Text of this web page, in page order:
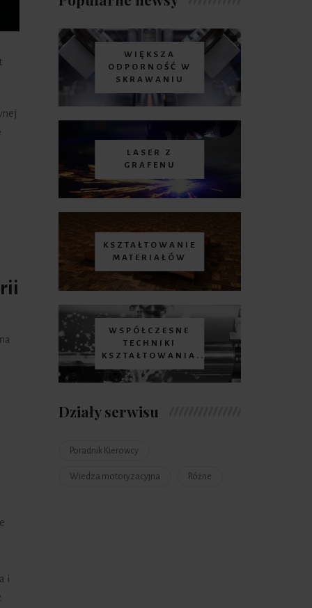
i
WIĘKSZA
ODPORNOŚĆ W
SKRAWANIU
LASER Z
GRAFENU
KSZTAŁTOWANIE
MATERIAŁÓW
WSPÓŁCZESNE
TECHNIKI
KSZTAŁTOWANIA...
Działy serwisu
Poradnik Kierowcy
Wiedza motoryzacyjna Różne